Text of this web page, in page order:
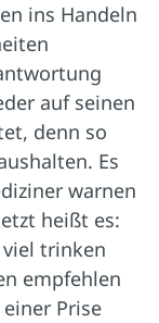
ins Handeln
auf seinen
denn so
Es
warnen
heißt es:
trinken
empfehlen
Prise